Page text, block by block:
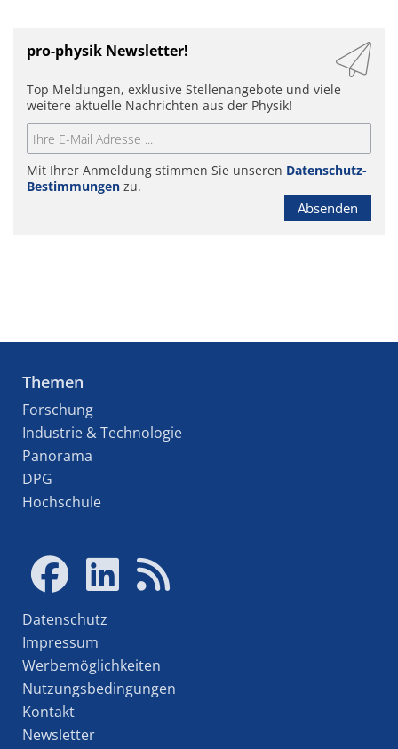
pro-physik Newsletter!
Top Meldungen, exklusive Stellenangebote und viele
weitere aktuelle Nachrichten aus der Physik!
Mit Ihrer Anmeldung stimmen Sie unseren Datenschutz-
Bestimmungen zu.
Absenden
Themen
Forschung
Industrie & Technologie
Panorama
DPG
Hochschule
Datenschutz
Impressum
Werbemöglichkeiten
Nutzungsbedingungen
Kontakt
Newsletter